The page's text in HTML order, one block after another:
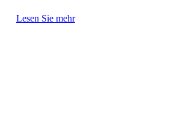
Lesen Sie mehr